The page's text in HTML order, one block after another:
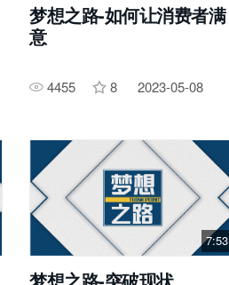
梦想之路-如何让消费者满
意
4455 8 2023-05-08
7:53